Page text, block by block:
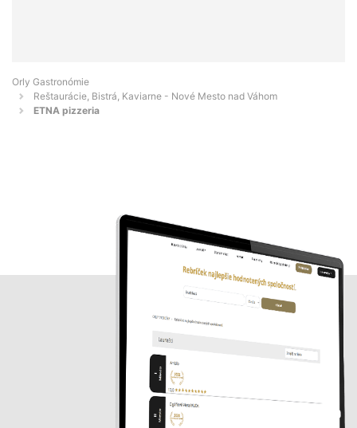
Orly Gastronómie
Reštaurácie, Bistrá, Kaviarne - Nové Mesto nad Váhom
ETNA pizzeria